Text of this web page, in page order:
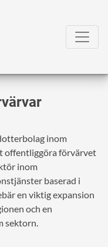
inom
offentliggöra förvärvet
inom
baserad i
en viktig expansion
och en
sektorn.